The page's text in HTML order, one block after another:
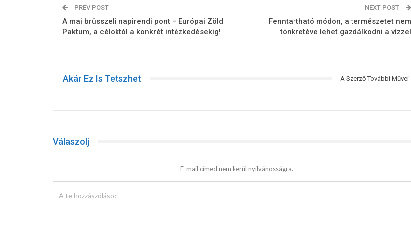
PREV POST
A mai brüsszeli napirendi pont – Európai Zöld
Paktum, a céloktól a konkrét intézkedésekig!
NEXT POST
Fenntartható módon, a természetet nem
tönkretéve lehet gazdálkodni a vízzel
Akár Ez Is Tetszhet A Szerző További Művei
Válaszolj
E-mail címed nem kerül nyilvánosságra.